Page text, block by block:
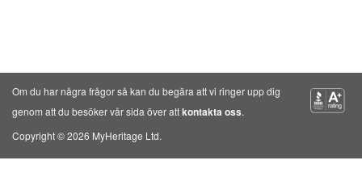
Om du har några frågor så kan du begära att vi ringer upp dig
genom att du besöker vår sida över attkontakta oss.
Copyright © 2026 MyHeritage Ltd.